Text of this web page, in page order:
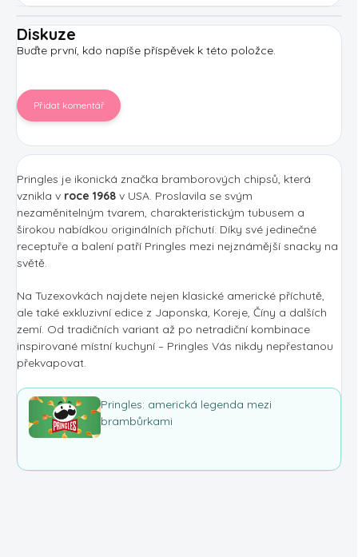
Diskuze
Buďte první, kdo napíše příspěvek k této položce.
Přidat komentář
Pringles je ikonická značka bramborových chipsů, která
vznikla v roce 1968 v USA. Proslavila se svým
nezaměnitelným tvarem, charakteristickým tubusem a
širokou nabídkou originálních příchutí. Díky své jedinečné
receptuře a balení patří Pringles mezi nejznámější snacky na
světě.
Na Tuzexovkách najdete nejen klasické americké příchutě,
ale také exkluzivní edice z Japonska, Koreje, Číny a dalších
zemí. Od tradičních variant až po netradiční kombinace
inspirované místní kuchyní – Pringles Vás nikdy nepřestanou
překvapovat.
Pringles: americká legenda mezi
brambůrkami